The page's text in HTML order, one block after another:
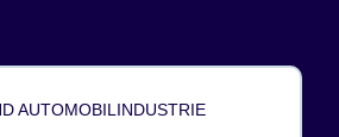
AUTOMOBILINDUSTRIE